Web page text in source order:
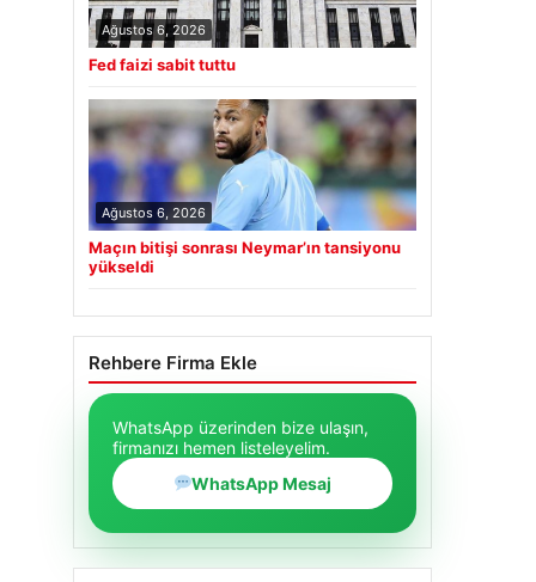
Ağustos 6, 2026
Fed faizi sabit tuttu
Ağustos 6, 2026
Maçın bitişi sonrası Neymar’ın tansiyonu
yükseldi
Rehbere Firma Ekle
WhatsApp üzerinden bize ulaşın,
firmanızı hemen listeleyelim.
WhatsApp Mesaj